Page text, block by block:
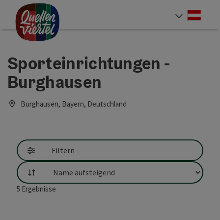
Zum Inhalt
Zur Navigation
Zum Seitenanfang
Sporteinrichtungen -
Burghausen
Burghausen, Bayern, Deutschland
Filtern
Sortierung
5 Ergebnisse